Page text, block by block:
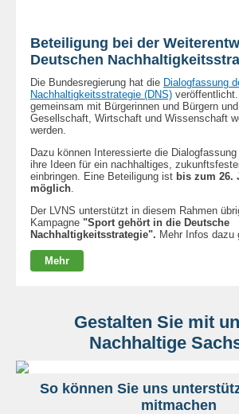
Beteiligung bei der
Deutschen
Die Bundesregierung hat die Dialogfassung
Nachhaltigkeitsstrategie (DNS) veröffentlicht.
gemeinsam mit Bürgerinnen und Bürgern
Gesellschaft, Wirtschaft und Wissenschaft
werden.
Dazu können Interessierte die
ihre Ideen für ein nachhaltiges,
einbringen. Eine Beteiligung ist bis zum 26.
möglich.
Der LVNS unterstützt in diesem Rahmen
Kampagne "Sport gehört in die Deutsche
Nachhaltigkeitsstrategie". Mehr Infos dazu
Mehr
Gestalten Sie mit
Nachhaltige
So können Sie uns
mitmachen